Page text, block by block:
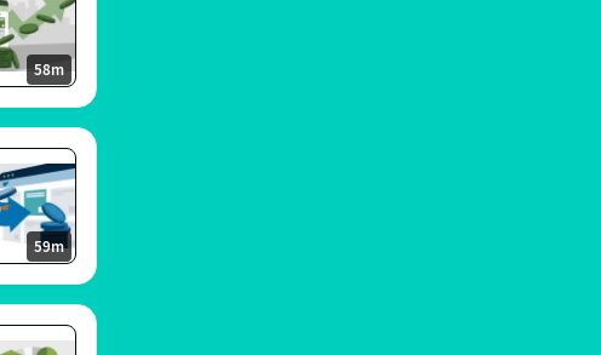
58m
59m